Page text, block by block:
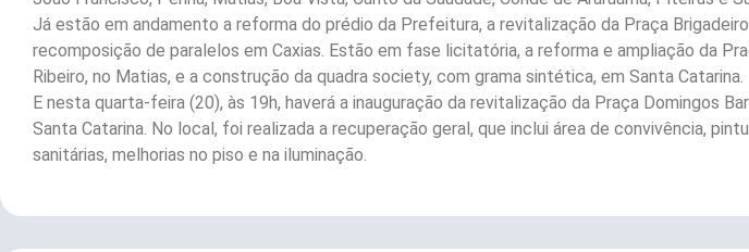
Já estão em andamento a reforma do prédio da Prefeitura, a revitalização da Praça
recomposição de paralelos em Caxias. Estão em fase licitatória, a reforma e ampliação da
Ribeiro, no Matias, e a construção da quadra society, com grama sintética, em Santa Catarina.
E nesta quarta-feira (20), às 19h, haverá a inauguração da revitalização da Praça Domingos
Santa Catarina. No local, foi realizada a recuperação geral, que inclui área de convivência,
sanitárias, melhorias no piso e na iluminação.